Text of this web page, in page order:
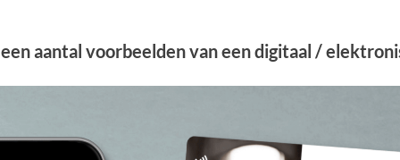
aantal voorbeelden van een digitaal /